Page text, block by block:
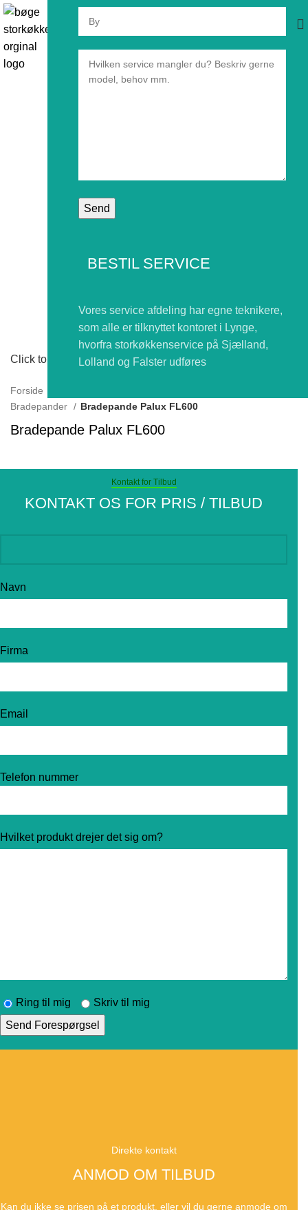
BESTIL SERVICE
Vores service afdeling har egne teknikere,
som alle er tilknyttet kontoret i Lynge,
hvorfra storkøkkenservice på Sjælland,
Lolland og Falster udføres
Click to enlarge
Forside
Bradepander
Bradepande Palux FL600
Bradepande Palux FL600
Kontakt for Tilbud
KONTAKT OS FOR PRIS / TILBUD
Navn
Firma
Email
Telefon nummer
Hvilket produkt drejer det sig om?
Ring til mig Skriv til mig
Direkte kontakt
ANMOD OM TILBUD
Kan du ikke se prisen på et produkt, eller vil du gerne anmode om